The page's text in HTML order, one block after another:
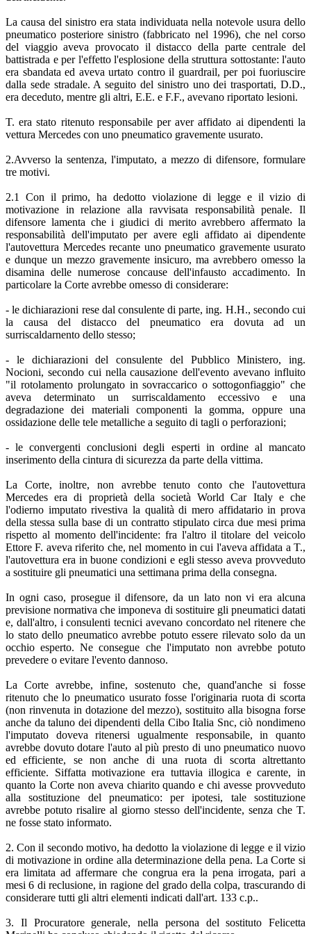
La causa del sinistro era stata individuata nella notevole usura dello
pneumatico posteriore sinistro (fabbricato nel 1996), che nel corso
del viaggio aveva provocato il distacco della parte centrale del
battistrada e per l'effetto l'esplosione della struttura sottostante: l'auto
era sbandata ed aveva urtato contro il guardrail, per poi fuoriuscire
dalla sede stradale. A seguito del sinistro uno dei trasportati, D.D.,
era deceduto, mentre gli altri, E.E. e F.F., avevano riportato lesioni.
T. era stato ritenuto responsabile per aver affidato ai dipendenti la
vettura Mercedes con uno pneumatico gravemente usurato.
2.Avverso la sentenza, l'imputato, a mezzo di difensore, formulare
tre motivi.
2.1 Con il primo, ha dedotto violazione di legge e il vizio di
motivazione in relazione alla ravvisata responsabilità penale. Il
difensore lamenta che i giudici di merito avrebbero affermato la
responsabilità dell'imputato per avere egli affidato ai dipendente
l'autovettura Mercedes recante uno pneumatico gravemente usurato
e dunque un mezzo gravemente insicuro, ma avrebbero omesso la
disamina delle numerose concause dell'infausto accadimento. In
particolare la Corte avrebbe omesso di considerare:
- le dichiarazioni rese dal consulente di parte, ing. H.H., secondo cui
la causa del distacco del pneumatico era dovuta ad un
surriscaldarnento dello stesso;
- le dichiarazioni del consulente del Pubblico Ministero, ing.
Nocioni, secondo cui nella causazione dell'evento avevano influito
"il rotolamento prolungato in sovraccarico o sottogonfiaggio" che
aveva determinato un surriscaldamento eccessivo e una
degradazione dei materiali componenti la gomma, oppure una
ossidazione delle tele metalliche a seguito di tagli o perforazioni;
- le convergenti conclusioni degli esperti in ordine al mancato
inserimento della cintura di sicurezza da parte della vittima.
La Corte, inoltre, non avrebbe tenuto conto che l'autovettura
Mercedes era di proprietà della società World Car Italy e che
l'odierno imputato rivestiva la qualità di mero affidatario in prova
della stessa sulla base di un contratto stipulato circa due mesi prima
rispetto al momento dell'incidente: fra l'altro il titolare del veicolo
Ettore F. aveva riferito che, nel momento in cui l'aveva affidata a T.,
l'autovettura era in buone condizioni e egli stesso aveva provveduto
a sostituire gli pneumatici una settimana prima della consegna.
In ogni caso, prosegue il difensore, da un lato non vi era alcuna
previsione normativa che imponeva di sostituire gli pneumatici datati
e, dall'altro, i consulenti tecnici avevano concordato nel ritenere che
lo stato dello pneumatico avrebbe potuto essere rilevato solo da un
occhio esperto. Ne consegue che l'imputato non avrebbe potuto
prevedere o evitare l'evento dannoso.
La Corte avrebbe, infine, sostenuto che, quand'anche si fosse
ritenuto che lo pneumatico usurato fosse l'originaria ruota di scorta
(non rinvenuta in dotazione del mezzo), sostituito alla bisogna forse
anche da taluno dei dipendenti della Cibo Italia Snc, ciò nondimeno
l'imputato doveva ritenersi ugualmente responsabile, in quanto
avrebbe dovuto dotare l'auto al più presto di uno pneumatico nuovo
ed efficiente, se non anche di una ruota di scorta altrettanto
efficiente. Siffatta motivazione era tuttavia illogica e carente, in
quanto la Corte non aveva chiarito quando e chi avesse provveduto
alla sostituzione del pneumatico: per ipotesi, tale sostituzione
avrebbe potuto risalire al giorno stesso dell'incidente, senza che T.
ne fosse stato informato.
2. Con il secondo motivo, ha dedotto la violazione di legge e il vizio
di motivazione in ordine alla determinazione della pena. La Corte si
era limitata ad affermare che congrua era la pena irrogata, pari a
mesi 6 di reclusione, in ragione del grado della colpa, trascurando di
considerare tutti gli altri elementi indicati dall'art. 133 c.p..
3. Il Procuratore generale, nella persona del sostituto Felicetta